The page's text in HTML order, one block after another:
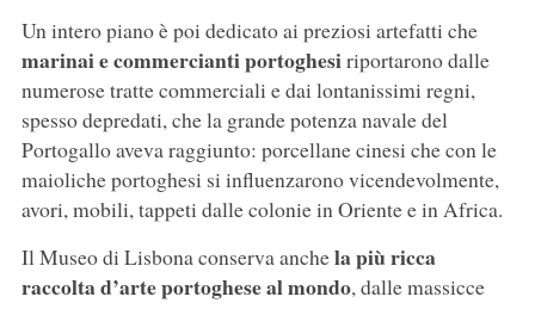
Un intero piano è poi dedicato ai preziosi artefatti che
marinai e commercianti portoghesiriportarono dalle
numerose tratte commerciali e dai lontanissimi regni,
spesso depredati, che la grande potenza navale del
Portogallo aveva raggiunto: porcellane cinesi che con le
maioliche portoghesi si influenzarono vicendevolmente,
avori, mobili, tappeti dalle colonie in Oriente e in Africa.
Il Museo di Lisbona conserva anchela più ricca
raccolta d’arte portoghese al mondo, dalle massicce